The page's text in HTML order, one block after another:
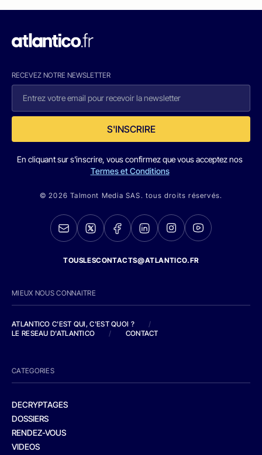
RECEVEZ NOTRE NEWSLETTER
S'INSCRIRE
En cliquant sur s'inscrire, vous confirmez que vous acceptez nos
Termes et Conditions
© 2026 Talmont Media SAS. tous droits réservés.
TOUSLESCONTACTS@ATLANTICO.FR
MIEUX NOUS CONNAITRE
ATLANTICO C'EST QUI, C'EST QUOI ?
/
LE RESEAU D'ATLANTICO
/ CONTACT
CATEGORIES
DECRYPTAGES
DOSSIERS
RENDEZ-VOUS
VIDEOS